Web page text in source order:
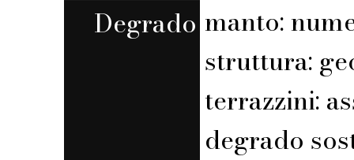
Degrado manto:
struttura:
terrazzini:
degrado